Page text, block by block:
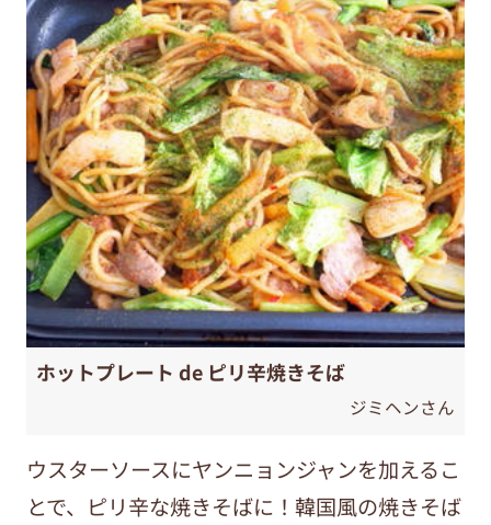
ホットプレート de ピリ辛焼きそば
ジミヘンさん
ウスターソースにヤンニョンジャンを加えるこ
とで、ピリ辛な焼きそばに！韓国風の焼きそば